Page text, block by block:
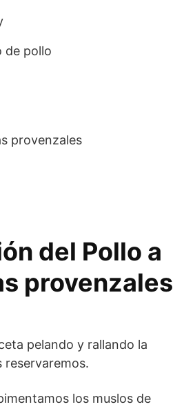
de pollo
provenzales
del Pollo a
provenzales
pelando y rallando la
reservaremos.
los muslos de